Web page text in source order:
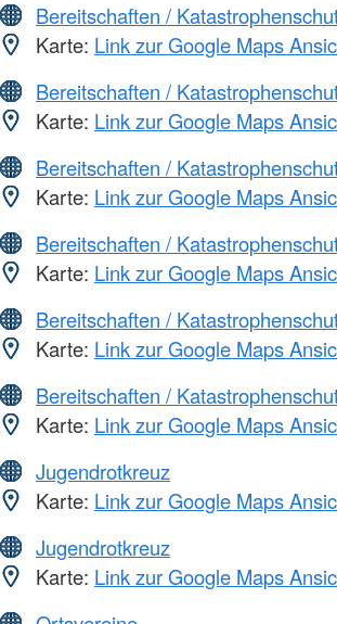
Bereitschaften /
Karte: Link zur Google Maps
Bereitschaften /
Karte: Link zur Google Maps
Bereitschaften /
Karte: Link zur Google Maps
Bereitschaften /
Karte: Link zur Google Maps
Bereitschaften /
Karte: Link zur Google Maps
Bereitschaften /
Karte: Link zur Google Maps
Jugendrotkreuz
Karte: Link zur Google Maps
Jugendrotkreuz
Karte: Link zur Google Maps